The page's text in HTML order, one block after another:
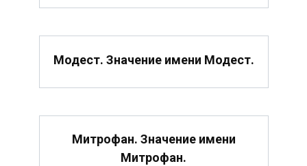
Модест. Значение имени Модест.
Митрофан. Значение имени
Митрофан.